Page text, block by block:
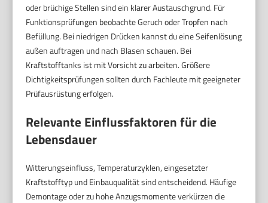
oder brüchige Stellen sind ein klarer Austauschgrund. Für
Funktionsprüfungen beobachte Geruch oder Tropfen nach
Befüllung. Bei niedrigen Drücken kannst du eine Seifenlösung
außen auftragen und nach Blasen schauen. Bei
Kraftstofftanks ist mit Vorsicht zu arbeiten. Größere
Dichtigkeitsprüfungen sollten durch Fachleute mit geeigneter
Prüfausrüstung erfolgen.
Relevante Einflussfaktoren für die
Lebensdauer
Witterungseinfluss, Temperaturzyklen, eingesetzter
Kraftstofftyp und Einbauqualität sind entscheidend. Häufige
Demontage oder zu hohe Anzugsmomente verkürzen die